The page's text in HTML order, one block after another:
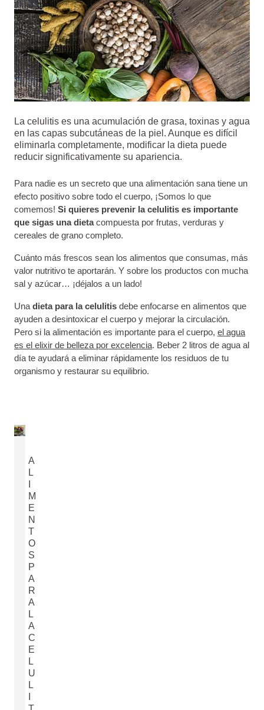
La celulitis es una acumulación de grasa, toxinas y agua
en las capas subcutáneas de la piel. Aunque es difícil
eliminarla completamente, modificar la dieta puede
reducir significativamente su apariencia.
Para nadie es un secreto que una alimentación sana tiene un
efecto positivo sobre todo el cuerpo, ¡Somos lo que
comemos! Si quieres prevenir la celulitis es importante
que sigas una dietacompuesta por frutas, verduras y
cereales de grano completo.
Cuánto más frescos sean los alimentos que consumas, más
valor nutritivo te aportarán. Y sobre los productos con mucha
sal y azúcar… ¡déjalos a un lado!
Una dieta para la celulitis debe enfocarse en alimentos que
ayuden a desintoxicar el cuerpo y mejorar la circulación.
Pero si la alimentación es importante para el cuerpo, el agua
es el elixir de belleza por excelencia. Beber 2 litros de agua al
día te ayudará a eliminar rápidamente los residuos de tu
organismo y restaurar su equilibrio.
A
L
M
E
N
T
O
S
P
A
R
A
L
A
C
E
L
U
L